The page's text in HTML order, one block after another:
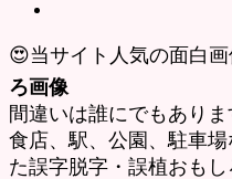
😍当サイト人気の面白画
ろ画像
間違いは誰にでもあり
食店、駅、公園、駐車
た誤字脱字・誤植おもし